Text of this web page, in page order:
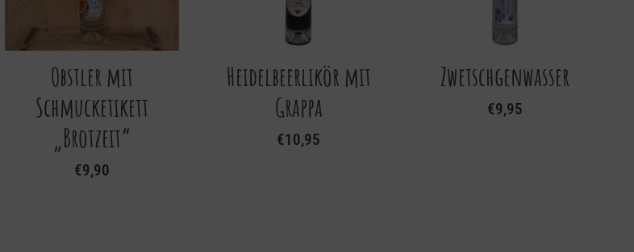
Obstler mit
Schmucketikett
„Brotzeit“
€9,90
Heidelbeerlikör mit
Grappa
€10,95
Zwetschgenwasser
€9,95